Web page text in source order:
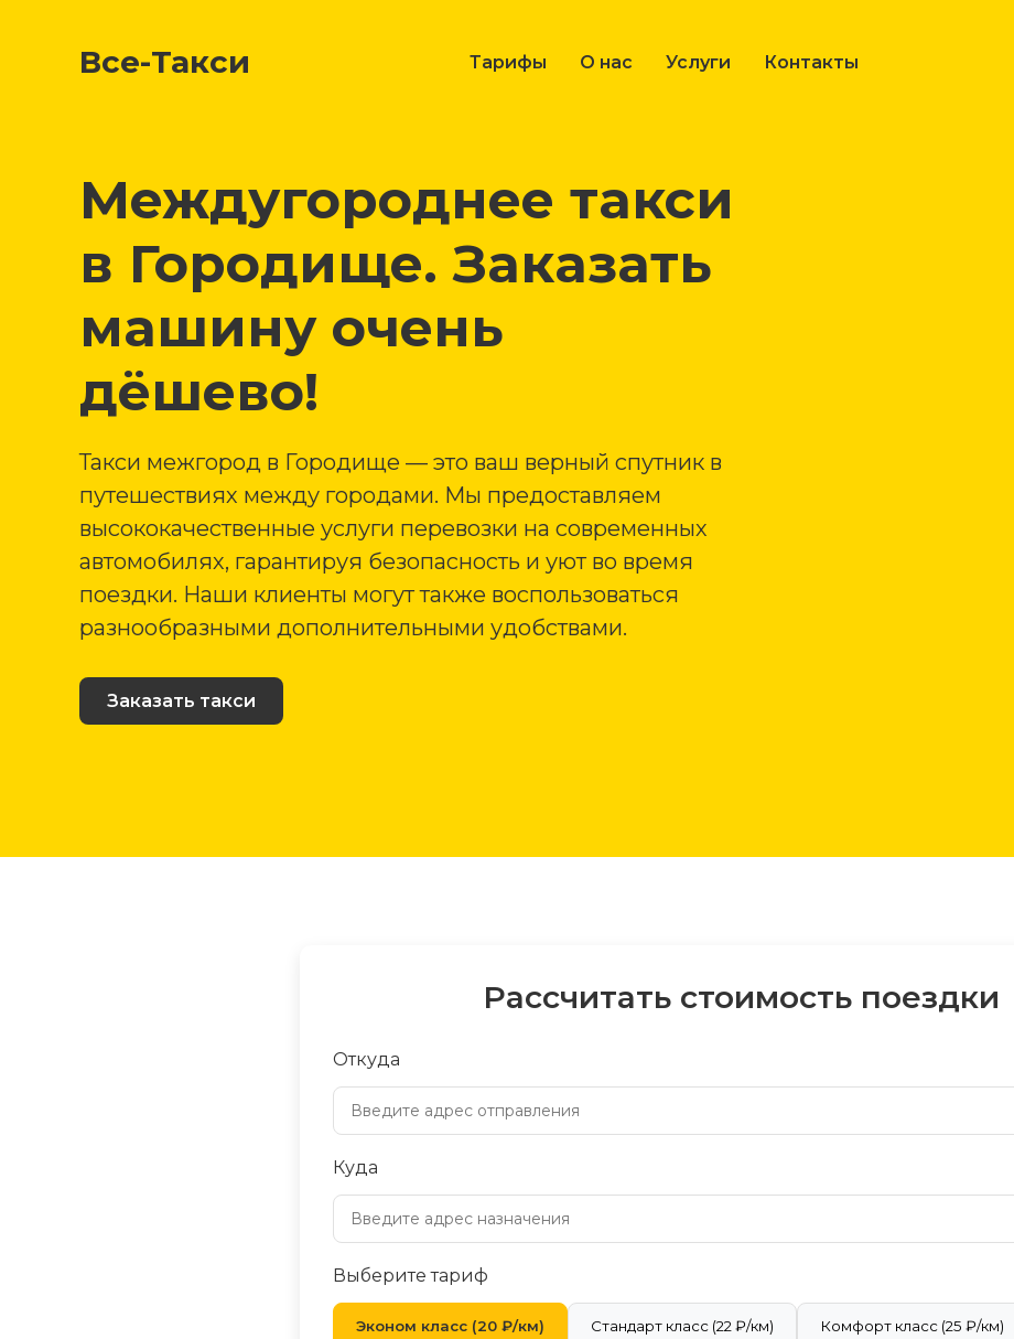
Все-Такси Тарифы О нас Услуги Контакты
Междугороднее такси
в Городище. Заказать
машину очень
дёшево!
Такси межгород в Городище — это ваш верный спутник в
путешествиях между городами. Мы предоставляем
высококачественные услуги перевозки на современных
автомобилях, гарантируя безопасность и уют во время
поездки. Наши клиенты могут также воспользоваться
разнообразными дополнительными удобствами.
Заказать такси
Рассчитать стоимость поездки
Откуда
Куда
Выберите тариф
Эконом класс (20 ₽/км) Стандарт класс (22 ₽/км) Комфорт класс (25 ₽/км)